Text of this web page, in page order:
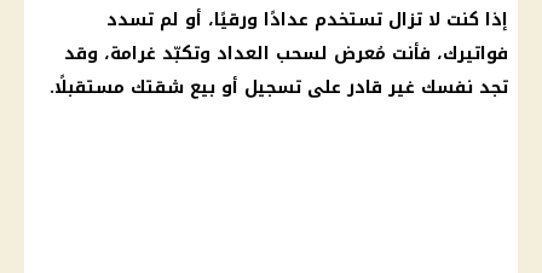
إذا كنت لا تزال تستخدم عدادًا ورقيًا، أو لم تسدد
فواتيرك، فأنت مُعرض لسحب العداد وتكبّد غرامة، وقد
تجد نفسك غير قادر على تسجيل أو بيع شقتك مستقبلًا.